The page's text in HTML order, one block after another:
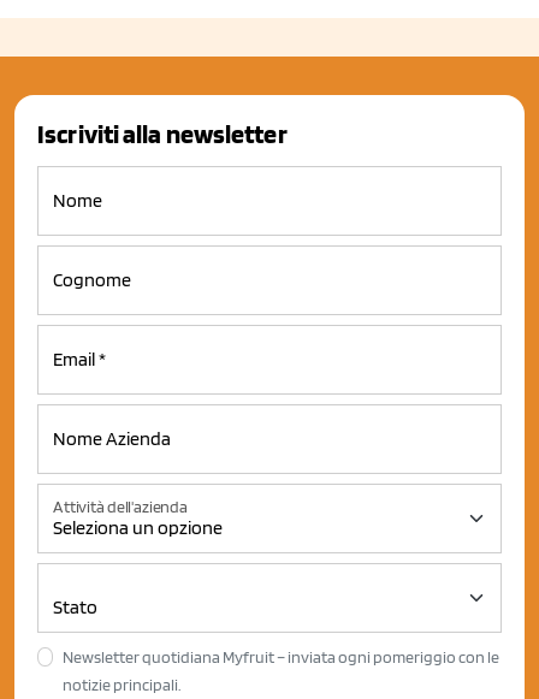
Iscriviti alla newsletter
Attività dell'azienda
Newsletter quotidiana Myfruit – inviata ogni pomeriggio con le
notizie principali.